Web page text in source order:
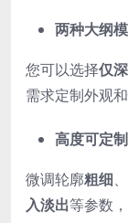
两种大纲
您可以选择仅
需求定制外观和
高度可定制
微调轮廓粗细、
入淡出等参数